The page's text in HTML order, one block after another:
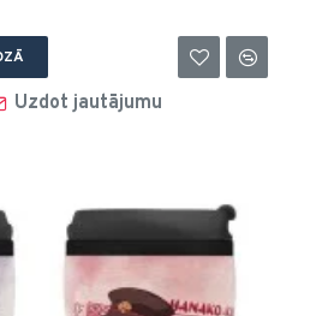
Uzdot jautājumu